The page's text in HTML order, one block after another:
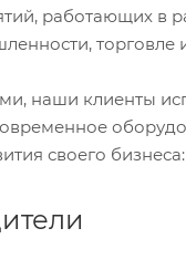
работающих в
торговле
наши клиенты
своего бизнеса: